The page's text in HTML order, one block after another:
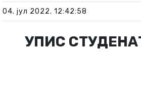
04. јул 2022. 12:42:58
УПИС